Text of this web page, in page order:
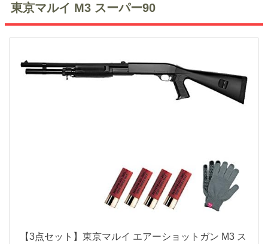
東京マルイ M3 スーパー90
【3点セット】東京マルイ エアーショットガン M3 ス